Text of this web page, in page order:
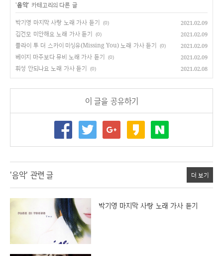
'음악' 카테고리의 다른 글
박기영 마지막 사랑 노래 가사 듣기 (0) 2021.02.09
김건모 미안해요 노래 가사 듣기 (0) 2021.02.09
플라이 투 더 스카이 미싱유(Missing You) 노래 가사 듣기 (0) 2021.02.09
베이지 마주보다 뮤비 노래 가사 듣기 (0) 2021.02.09
휘성 안되나요 노래 가사 듣기 (0) 2021.02.08
이 글을 공유하기
'음악' 관련 글 더 보기
박기영 마지막 사랑 노래 가사 듣기